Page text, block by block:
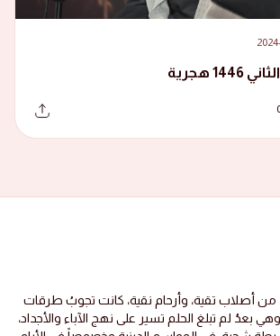
من أصلاب تقية، وأرحام نقية، كانت تجوبُ طرقات
بعدُ لم تبلغ الحلم تسير على نهج الآباء والأجداد،